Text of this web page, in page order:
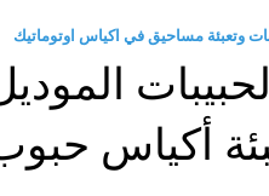
أكياس